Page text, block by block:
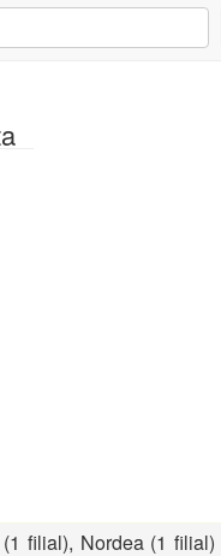
filial), Nordea (1